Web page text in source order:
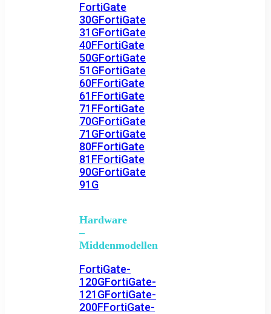
FortiGate
30GFortiGate
31GFortiGate
40FFortiGate
50GFortiGate
51GFortiGate
60FFortiGate
61FFortiGate
71FFortiGate
70GFortiGate
71GFortiGate
80FFortiGate
81FFortiGate
90GFortiGate
91G
Hardware
–
Middenmodellen
FortiGate-
120GFortiGate-
121GFortiGate-
200FFortiGate-